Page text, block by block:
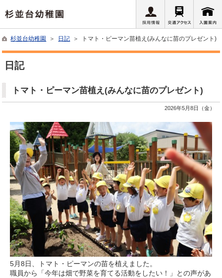
杉並台幼稚園 ＞ 日記 ＞ トマト・ピーマン苗植え(みんなに苗のプレゼント)
日記
トマト・ピーマン苗植え(みんなに苗のプレゼント)
2026年5月8日（金）
5月8日、トマト・ピーマンの苗を植えました。
職員から「今年は畑で野菜を育てる活動をしたい！」との声があ